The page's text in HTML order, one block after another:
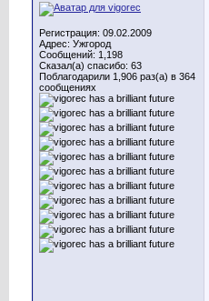
Регистрация: 09.02.2009
Адрес: Ужгород
Сообщений: 1,198
Сказал(а) спасибо: 63
Поблагодарили 1,906 раз(а) в 364
сообщениях